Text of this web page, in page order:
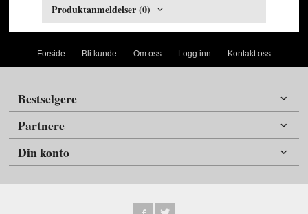
Produktanmeldelser (0)
Forside Bli kunde Om oss Logg inn Kontakt oss
Bestselgere
Partnere
Din konto